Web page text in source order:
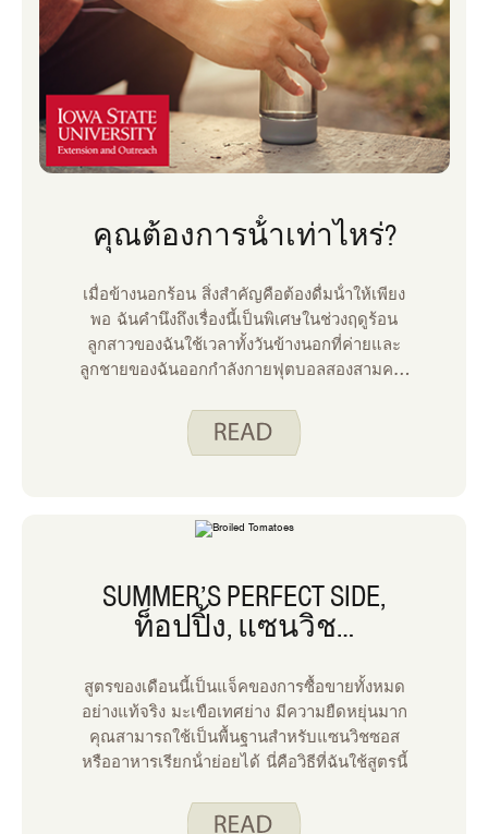
คุณต้องการน้ําเท่าไหร่?
เมื่อข้างนอกร้อน สิ่งสําคัญคือต้องดื่มน้ําให้เพียง
พอ ฉันคํานึงถึงเรื่องนี้เป็นพิเศษในช่วงฤดูร้อน
ลูกสาวของฉันใช้เวลาทั้งวันข้างนอกที่ค่ายและ
ลูกชายของฉันออกกําลังกายฟุตบอลสองสามครั้ง
มันทําให้ฉันคิดถึงการรักษาความชุ่มชื้นให้พวก
เขา ความต้องการน้ําของแต่ละบุคคลขึ้นอยู่กับ
เป็นแนวทางสําหรับการดื่มน้ําในแต่ละวันตาม
SUMMER’S PERFECT SIDE,
ท็อปปิ้ง, แซนวิช…
สูตรของเดือนนี้เป็นแจ็คของการซื้อขายทั้งหมด
อย่างแท้จริง มะเขือเทศย่าง มีความยืดหยุ่นมาก
คุณสามารถใช้เป็นพื้นฐานสําหรับแซนวิชซอส
หรืออาหารเรียกน้ําย่อยได้ นี่คือวิธีที่ฉันใช้สูตรนี้